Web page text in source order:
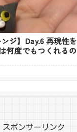
ンジ】Day.6 再現性を
何度でもつくれるの
スポンサーリンク